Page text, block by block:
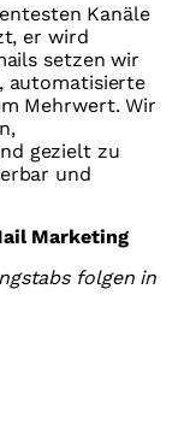
Kanäle
er wird
setzen wir
automatisierte
Mehrwert. Wir
gezielt zu
und
Marketing
folgen in